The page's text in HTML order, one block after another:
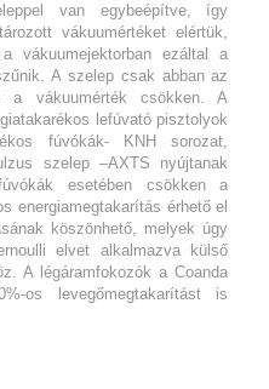
van egybeépítve, így
vákuumértéket elértük,
vákuumejektorban ezáltal a
A szelep csak abban az
a vákuumérték csökken. A
lefúvató pisztolyok
fúvókák- KNH sorozat,
szelep –AXTS nyújtanak
esetében csökken a
energiamegtakarítás érhető el
köszönhető, melyek úgy
elvet alkalmazva külső
A légáramfokozók a Coanda
os levegőmegtakarítást is